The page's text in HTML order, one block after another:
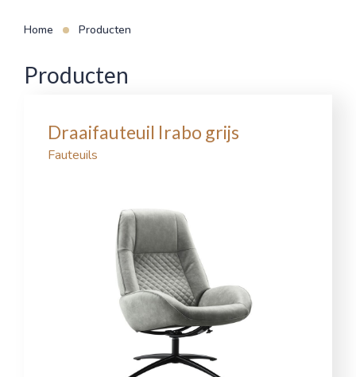
Home Producten
Producten
Draaifauteuil Irabo grijs
Fauteuils